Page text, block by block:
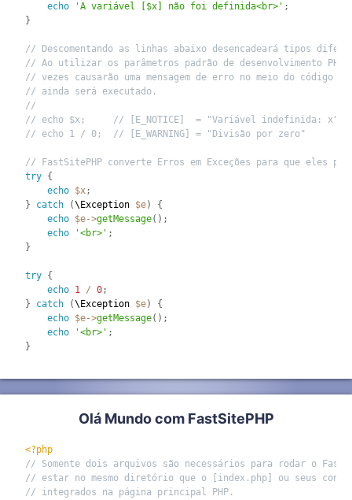
echo
'A variável [$x] não foi definida<br>' ;
}
// Descomentando as linhas abaixo desencadeará tipos
// Ao utilizar os parâmetros padrão de desenvolvimento
// vezes causarão uma mensagem de erro no meio do código
// ainda será executado.
//
// echo $x;     // [E_NOTICE]  = "Variável indefinida: x"
// echo 1 / 0;  // [E_WARNING] = "Divisão por zero"
// FastSitePHP converte Erros em Exceções para que eles
try {
echo $x;
}
catch (\ Exception $e)
{
echo $e->getMessage( ) ;
echo
'<br>' ;
}
try {
echo 1 / 0;
}
catch (\ Exception $e)
{
echo $e->getMessage( ) ;
echo
'<br>' ;
}
Olá Mundo com FastSitePHP
<?php
// Somente dois arquivos são necessários para rodar o
// estar no mesmo diretório que o [index.php] ou seus
// integrados na página principal PHP.